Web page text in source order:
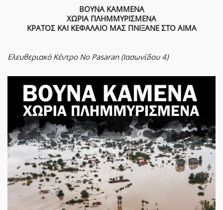
ΒΟΥΝΑ ΚΑΜΜΕΝΑ
ΧΩΡΙΑ ΠΛΗΜΜΥΡΙΣΜΕΝΑ
ΚΡΑΤΟΣ ΚΑΙ ΚΕΦΑΛΑΙΟ ΜΑΣ ΠΝΙΞΑΝΕ ΣΤΟ ΑΙΜΑ
Ελευθεριακό Κέντρο No Pasaran (Ιασωνίδου 4)